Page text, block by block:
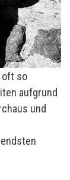
oft so
aufgrund
und